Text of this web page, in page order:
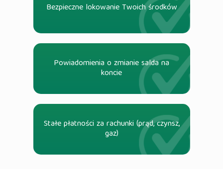
Bezpieczne lokowanie Twoich środków
Powiadomienia o zmianie salda na
koncie
Stałe płatności za rachunki (prąd, czynsz,
gaz)